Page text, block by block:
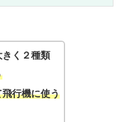
く２種類
行機に使う